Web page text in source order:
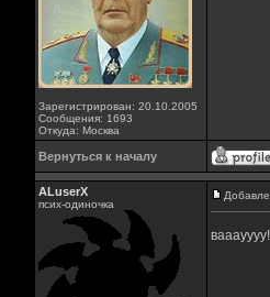
Зарегистрирован: 20.10.2005
Сообщения: 1693
Откуда: Москва
Вернуться к началу
ALuserX
псих-одиночка